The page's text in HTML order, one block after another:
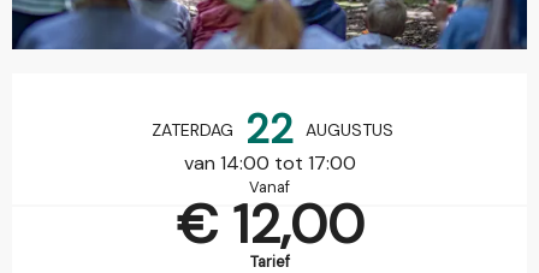
ZATERDAG 22 AUGUSTUS
van 14:00 tot 17:00
Vanaf
€ 12,00
Tarief